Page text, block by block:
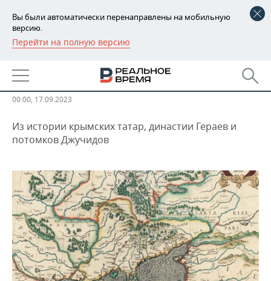
Вы были автоматически перенаправлены на мобильную
версию.
Перейти на полную версию
РЕГИОНЫ
БАШКОРТОСТАН
ТАТАРСТАН
УДМУРТИЯ
НОВОСТИ
АНАЛИТИКА
НОВОСТИ АНАЛИТИКИ
КОРОЛИ ГОСЗАКАЗА ПФО
ВУЗЫ ТАТАРСТАНА
КОМУ ПРИНАДЛЕЖАТ
ТОРГОВЫЕ ЦЕНТРЫ
ТАТАРСТАНА
ЭКОНОМИКА
ФИНАНСЫ
БАНКИ
БЮДЖЕТ
ИНВЕСТИЦИИ
НОВОСТИ
ПРОМЫШЛЕННОСТИ
АГРОПРОМ
МАШИНОСТРОЕНИЕ
НЕФТЕХИМИЯ
НЕДВИЖИМОСТЬ
НОВОСТИ НЕДВИЖИМОСТИ
АВТО
НОВОСТИ АВТО
БИЗНЕС
НОВОСТИ БИЗНЕСА
ТЕХНОЛОГИИ
Крымская рукописная традиция
00:00, 17.09.2023
Из истории крымских татар, династии Гераев и
потомков Джучидов